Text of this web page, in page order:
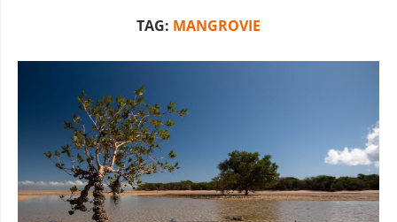
TAG: MANGROVIE